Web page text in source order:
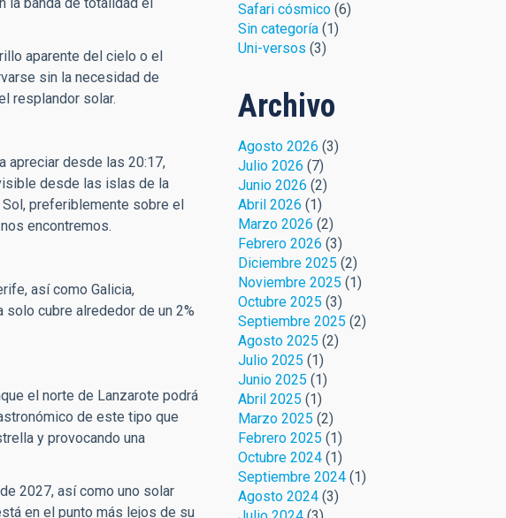
aparente del cielo o el
sin la necesidad de
resplandor solar.
apreciar desde las 20:17,
desde las islas de la
preferiblemente sobre el
encontremos.
así como Galicia,
solo cubre alrededor de un 2%
el norte de Lanzarote podrá
de este tipo que
y provocando una
2027, así como uno solar
en el punto más lejos de su
Safari cósmico(6)
Sin categoría(1)
Uni-versos (3)
Archivo
Agosto 2026 (3)
Julio 2026 (7)
Junio 2026 (2)
Abril 2026 (1)
Marzo 2026 (2)
Febrero 2026 (3)
Diciembre 2025 (2)
Noviembre 2025 (1)
Octubre 2025 (3)
Septiembre 2025 (2)
Agosto 2025 (2)
Julio 2025 (1)
Junio 2025 (1)
Abril 2025 (1)
Marzo 2025 (2)
Febrero 2025 (1)
Octubre 2024(1)
Septiembre 2024(1)
Agosto 2024(3)